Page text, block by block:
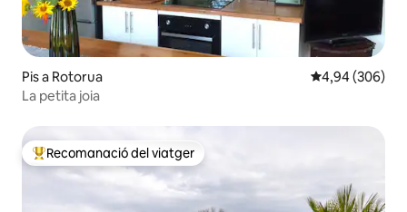
Pis a Rotorua 4,94 de
4,94 (306)
La petita joia
Principals recomanacions dels viatgers
Recomanació del viatger